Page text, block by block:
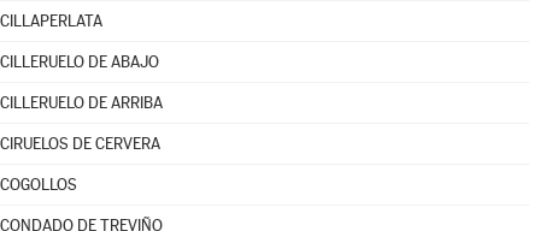
CILLAPERLATA
CILLERUELO DE ABAJO
CILLERUELO DE ARRIBA
CIRUELOS DE CERVERA
COGOLLOS
CONDADO DE TREVIÑO